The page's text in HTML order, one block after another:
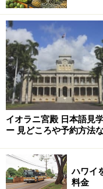
イオラニ宮殿 日本語見
ー 見どころや予約方法
ハワイ
料金